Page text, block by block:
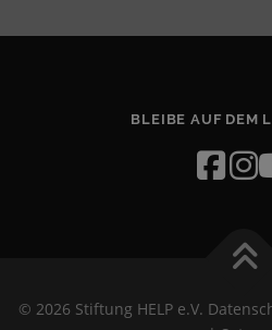
BLEIBE AUF DEM
© 2026 Stiftung HELP e.V.